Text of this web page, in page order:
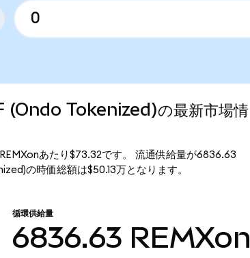
Tokenized)の最新市場情
あたり$73.32です。 流通供給量が6836.63
の時価総額は$50.13万となります。
循環供給量
6836.63 REMXon